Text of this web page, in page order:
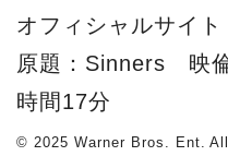
オフィシャルサイ
原題：Sinners 映
時間17分
© 2025 Warner Bros. Ent.